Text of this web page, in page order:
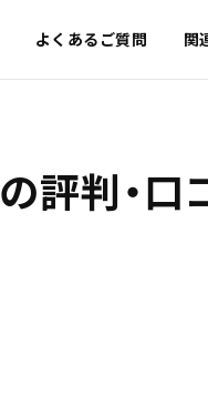
よくあるご質問 関
の評判・口